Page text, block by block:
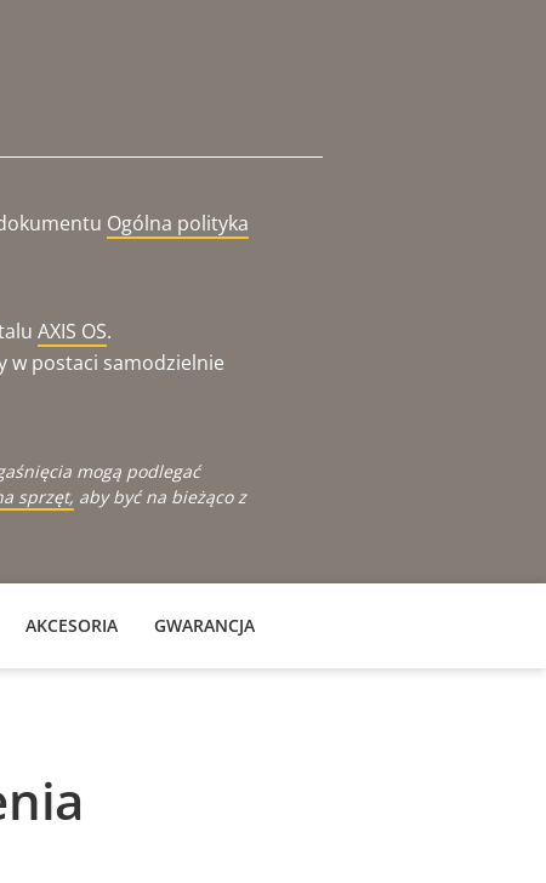
Ogólna polityka
AXIS OS.
w postaci samodzielnie
mogą podlegać
sprzęt, aby być na bieżąco z
AKCESORIA GWARANCJA